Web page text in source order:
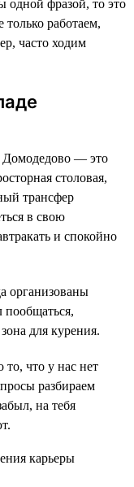
одной фразой, то это
работаем,
часто ходим
Домодедово — это
столовая,
трансфер
в свою
и спокойно
организованы
пообщаться,
для курения.
что у нас нет
разбираем
на тебя